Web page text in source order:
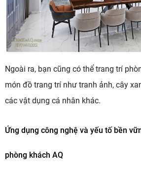
Ngoài ra, bạn cũng có thể trang trí
món đồ trang trí như tranh ảnh, cây
các vật dụng cá nhân khác.
Ứng dụng công nghệ và yếu tố bền
phòng khách AQ